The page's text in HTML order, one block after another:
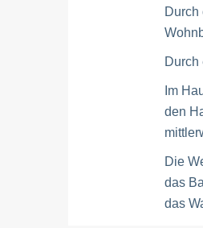
Im
den
Die
das
das